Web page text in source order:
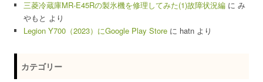
三菱冷蔵庫MR-E45Rの製氷機を修理してみた(1)故障状況編 に み
やもと より
Legion Y700（2023）にGoogle Play Store に hatn より
カテゴリー